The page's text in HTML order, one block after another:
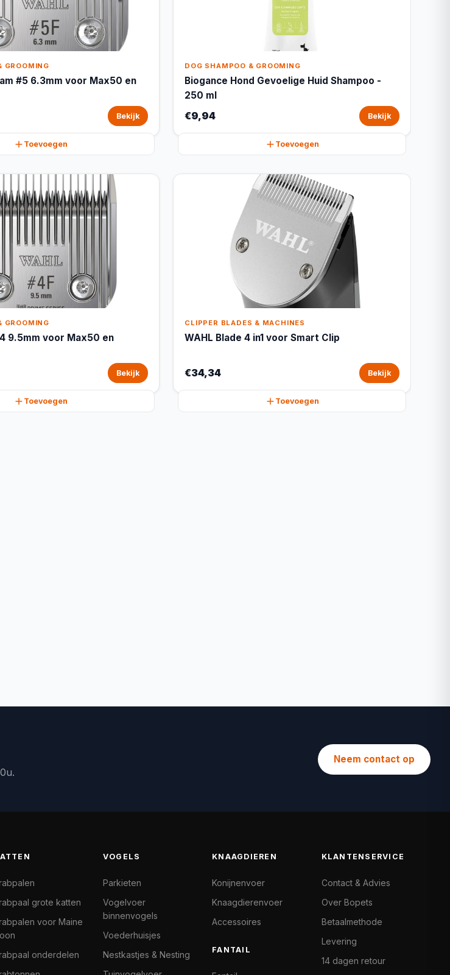
GROOMING
#5 6.3mm voor Max50 en
Bekijk
Toevoegen
DOG SHAMPOO & GROOMING
Biogance Hond Gevoelige Huid Shampoo -
250 ml
€9,94 Bekijk
Toevoegen
GROOMING
9.5mm voor Max50 en
Bekijk
Toevoegen
CLIPPER BLADES & MACHINES
WAHL Blade 4 in1 voor Smart Clip
€34,34 Bekijk
Toevoegen
Neem contact op
grote katten
voor Maine
onderdelen
VOGELS
Parkieten
Vogelvoer
binnenvogels
Voederhuisjes
Nestkastjes & Nesting
KNAAGDIEREN
Konijnenvoer
Knaagdierenvoer
Accessoires
FANTAIL
KLANTENSERVICE
Contact & Advies
Over Bopets
Betaalmethode
Levering
14 dagen retour